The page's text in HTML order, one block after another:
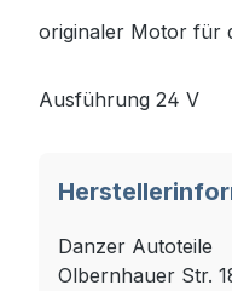
originaler Motor für
Ausführung 24 V
Danzer Autoteile
Olbernhauer Str.